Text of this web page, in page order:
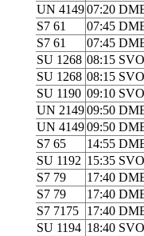
UN 414907:20
S7 61
07:45
S7 61
07:45
SU 1268 08:15 SVO
SU 1268 08:15 SVO
SU 1190 09:10 SVO
UN 214909:50
UN 414909:50
S7 65
14:55
SU 1192 15:35 SVO
S7 79
17:40
S7 79
17:40
S7 7175
17:40
SU 1194 18:40 SVO